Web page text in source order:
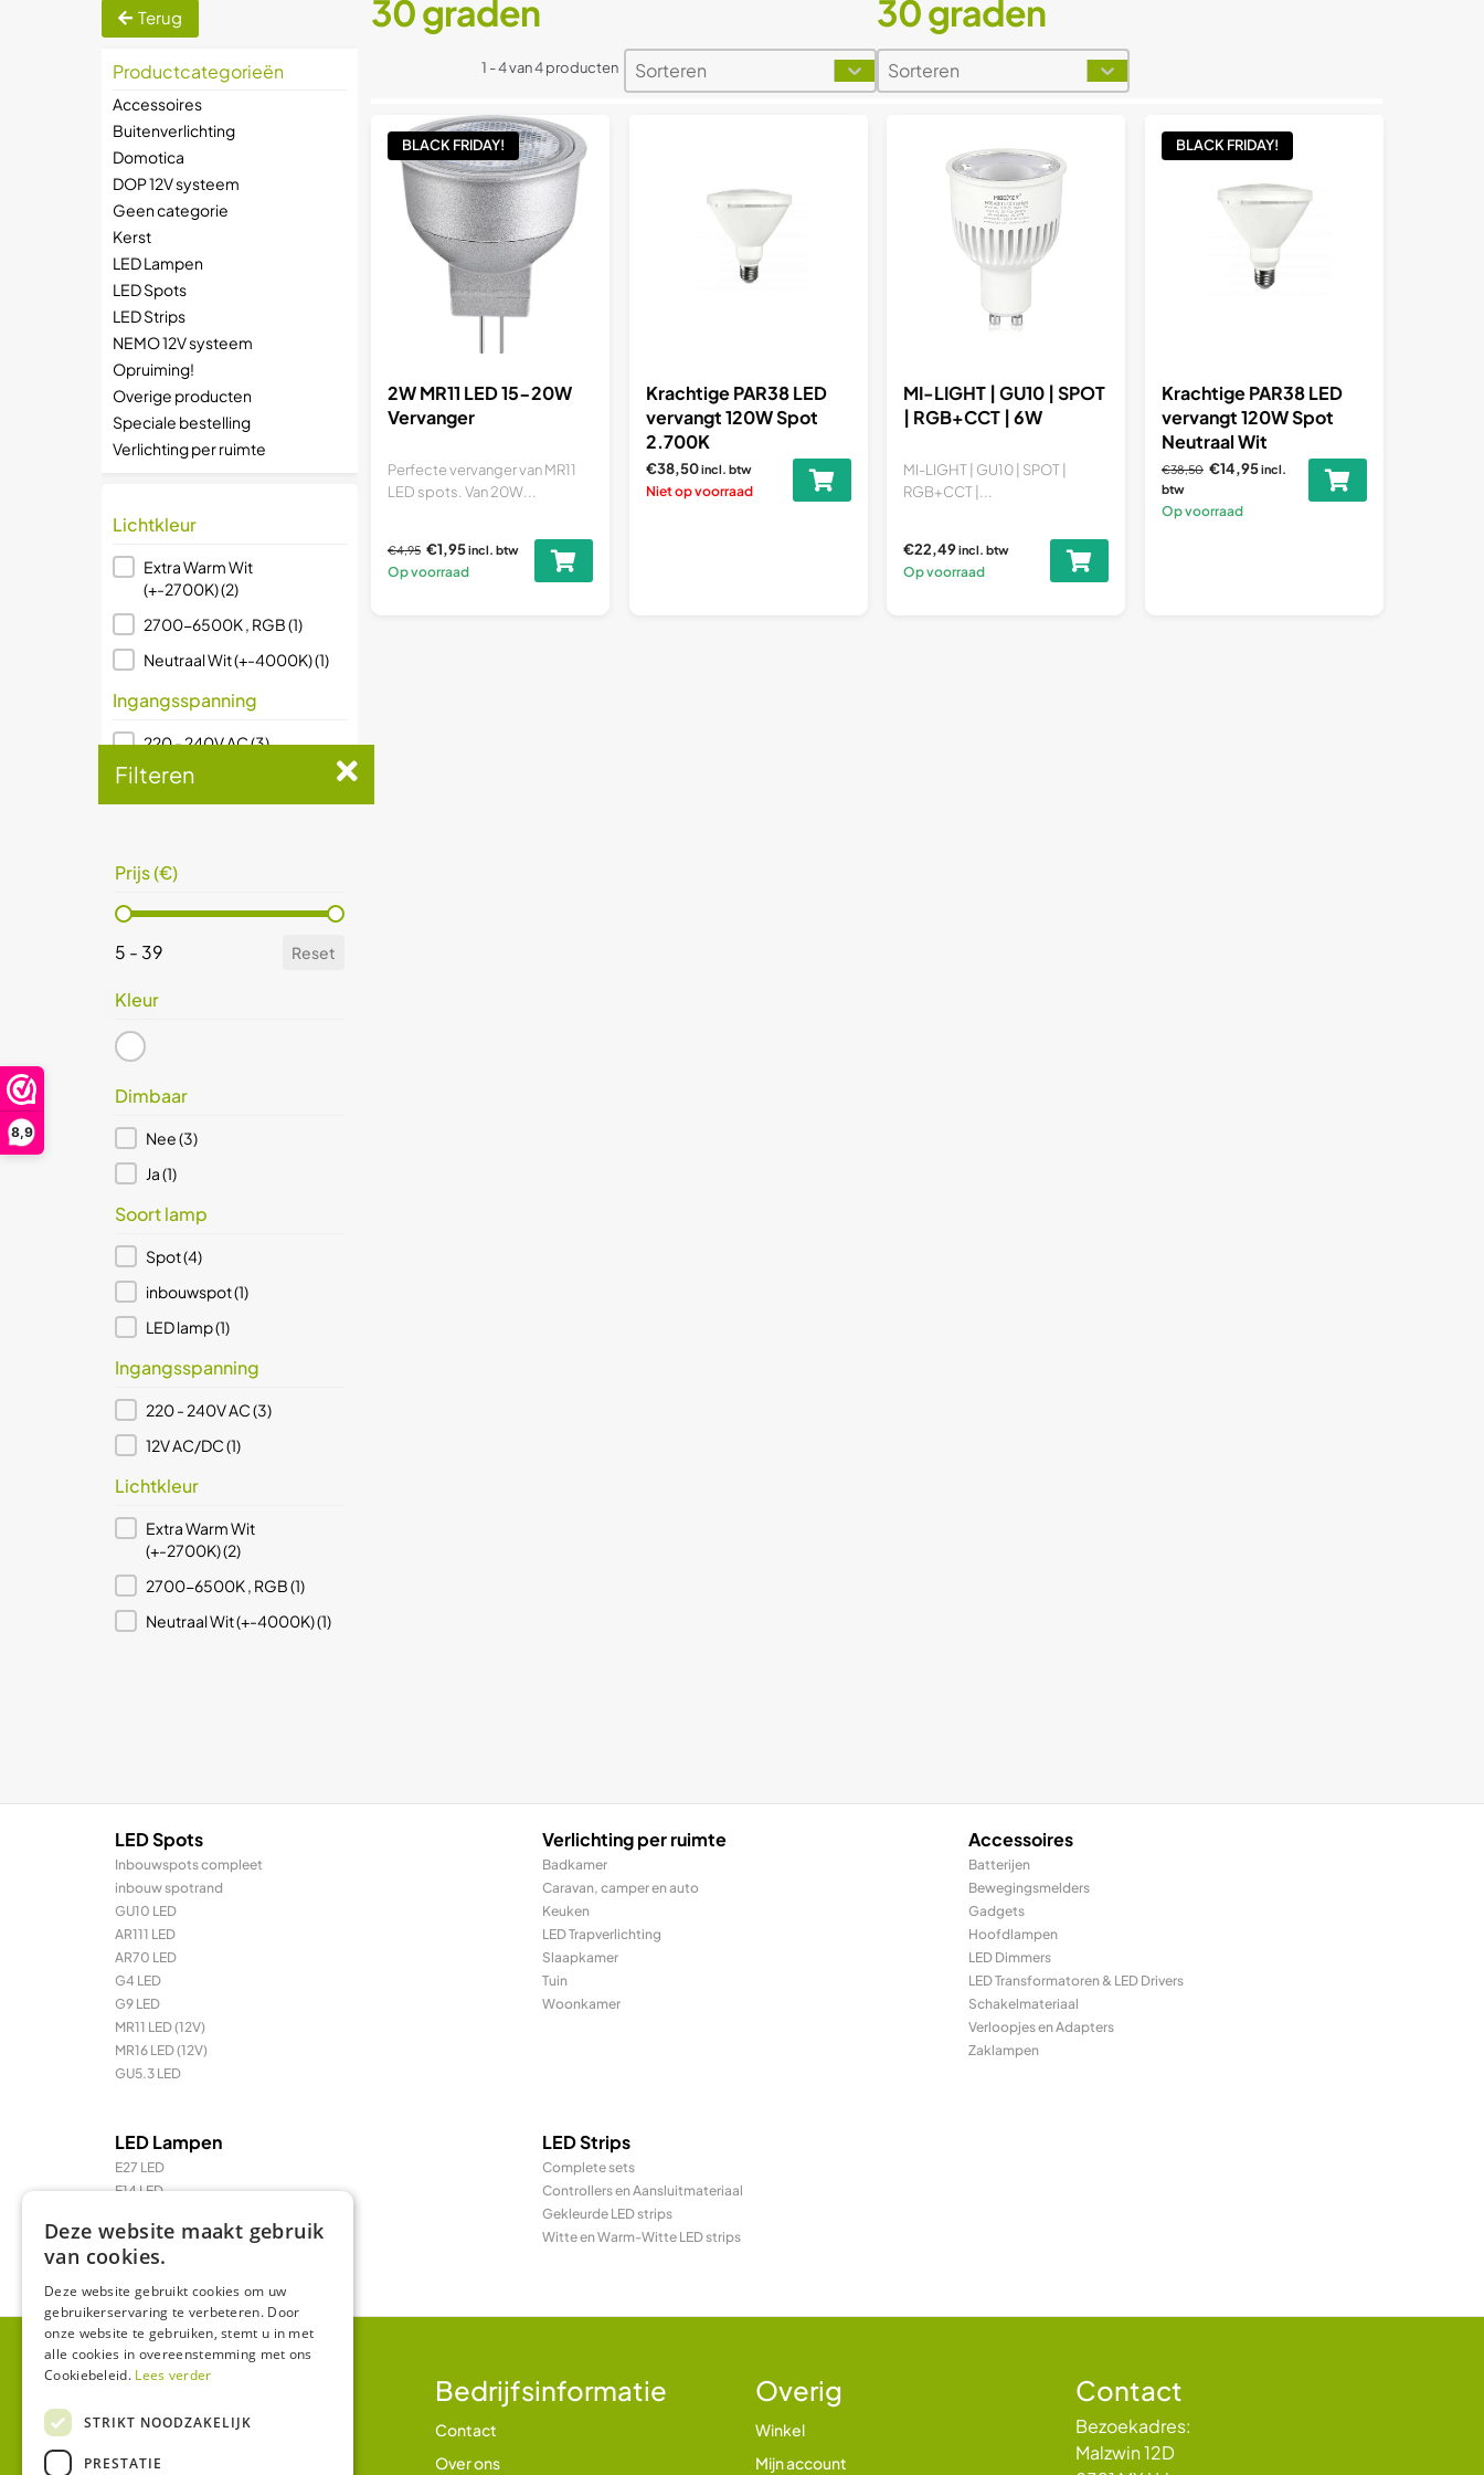
8,9
Terug
Productcategorieën
Accessoires
Buitenverlichting
Domotica
DOP 12V systeem
Geen categorie
Kerst
LED Lampen
LED Spots
LED Strips
NEMO 12V systeem
Opruiming!
Overige producten
Speciale bestelling
Verlichting per ruimte
Lichtkleur
Lichtkleur
Extra Warm Wit
(+-2700K)(2)
2700-6500K , RGB(1)
Neutraal Wit (+-4000K)(1)
Ingangsspanning
Ingangsspanning
220 - 240V AC(3)
12V AC/DC
Soort lamp
Dimbaar
Nee
Ja
Prijs (€)
Prijs (€)
5 - 39
30 graden 30 graden
1 - 4 van 4 producten Sorteren
Sort content
Sort content Sorteren
Sort content
Sort content
BLACK FRIDAY!
2W MR11 LED 15-20W
Vervanger
Perfecte vervanger van MR11
LED spots. Van 20W...
€4,95 €1,95incl. btw
Op voorraad
Krachtige PAR38 LED
vervangt 120W Spot
2.700K
€38,50incl. btw
Niet op voorraad
MI-LIGHT | GU10 | SPOT
| RGB+CCT | 6W
MI-LIGHT | GU10 | SPOT |
RGB+CCT |...
€22,49incl. btw
Op voorraad
BLACK FRIDAY!
Krachtige PAR38 LED
vervangt 120W Spot
Neutraal Wit
€38,50 €14,95incl.
btw
Op voorraad
Filteren
Prijs (€)
Prijs (€)
5 - 39 Reset
Kleur
Kleur
wit(1)
Dimbaar
Dimbaar
Nee(3)
Ja(1)
Soort lamp
Soort lamp
Spot(4)
inbouwspot(1)
LED lamp(1)
Ingangsspanning
Ingangsspanning
220 - 240V AC(3)
12V AC/DC(1)
Lichtkleur
Lichtkleur
Extra Warm Wit
(+-2700K)(2)
2700-6500K , RGB(1)
Neutraal Wit (+-4000K)(1)
LED Spots
Inbouwspots compleet
inbouw spotrand
GU10 LED
AR111 LED
AR70 LED
G4 LED
G9 LED
MR11 LED (12V)
MR16 LED (12V)
GU5.3 LED
Verlichting per ruimte
Badkamer
Caravan, camper en auto
Keuken
LED Trapverlichting
Slaapkamer
Tuin
Woonkamer
Accessoires
Batterijen
Bewegingsmelders
Gadgets
Hoofdlampen
LED Dimmers
LED Transformatoren & LED Drivers
Schakelmateriaal
Verloopjes en Adapters
Zaklampen
LED Lampen
E27 LED
E14 LED
LED TL & LED PL
R7 / R7s LED
LED Strips
Complete sets
Controllers en Aansluitmateriaal
Gekleurde LED strips
Witte en Warm-Witte LED strips
Klantenservice
Betalen en betaalmethodes
Verzending en bezorging
Bedrijfsinformatie
Contact
Over ons
Overig
Winkel
Mijn account
Contact
Bezoekadres:
Malzwin 12D
Deze website maakt gebruik
van cookies.
Deze website gebruikt cookies om uw
gebruikerservaring te verbeteren. Door
onze website te gebruiken, stemt u in met
alle cookies in overeenstemming met ons
Cookiebeleid. Lees verder
STRIKT NOODZAKELIJK
PRESTATIE